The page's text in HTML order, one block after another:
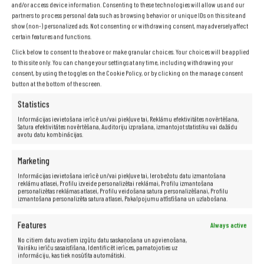
and/or access device information. Consenting to these technologies will allow us and our
partners to process personal data such as browsing behavior or unique IDs on this site and
show (non-) personalized ads. Not consenting or withdrawing consent, may adversely affect
certain features and functions.
Click below to consent to the above or make granular choices. Your choices will be applied
to this site only. You can change your settings at any time, including withdrawing your
consent, by using the toggles on the Cookie Policy, or by clicking on the manage consent
button at the bottom of the screen.
Statistics
Informācijas ievietošana ierīcē un/vai piekļuve tai, Reklāmu efektivitātes novērtēšana,
Satura efektivitātes novērtēšana, Auditoriju izprašana, izmantojot statistiku vai dažādu
avotu datu kombinācijas.
Marketing
Informācijas ievietošana ierīcē un/vai piekļuve tai, Ierobežotu datu izmantošana
reklāmu atlasei, Profilu izveide personalizētai reklāmai, Profilu izmantošana
personalizētas reklāmas atlasei, Profilu veidošana satura personalizēšanai, Profilu
izmantošana personalizēta satura atlasei, Pakalpojumu attīstīšana un uzlabošana.
Features
Always active
No citiem datu avotiem izgūtu datu saskaņošana un apvienošana,
Vairāku ierīču sasaistīšana, Identificēt ierīces, pamatojoties uz
informāciju, kas tiek nosūtīta automātiski.
Pirkstu nospiedumu lasītājs un
lasītājs, kas ir viens no labākajiem risinājumiem privāto datu
aizsardzībai no nesankcionētas piekļuves. Turklāt šajā
modelī tiek izmantota aktīvā aizsardzības sistēma (APS),
kas nosaka datora triecienus un kritienus un automātiski
T440s par ideālu piedāvājumu cilvēkiem, kuri novērtē savas